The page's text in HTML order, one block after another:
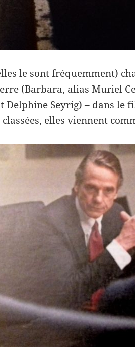
le sont fréquemment)
(Barbara, alias Muriel
Delphine Seyrig) – dans le
elles viennent